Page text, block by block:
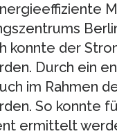
konnte der
Durch ein
im Rahmen
So konnte
ermittelt